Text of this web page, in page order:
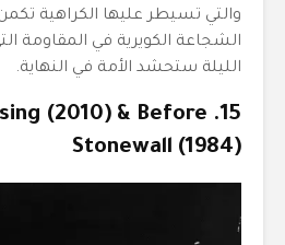
والتي تسيطر عليها الكراهية تكمن
الشجاعة الكويرية في المقاومة
الليلة ستحشد الأمة في النهاية.
(2010) & Before
Stonewall (1984)